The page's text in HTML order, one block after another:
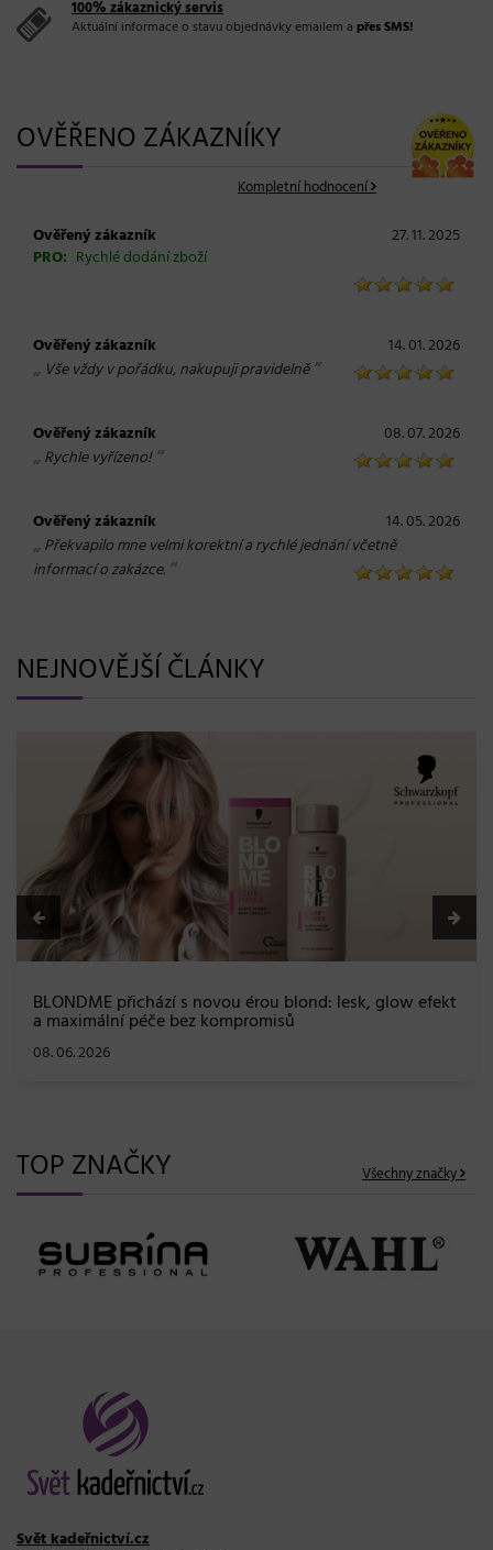
100% zákaznický servis
Aktuální informace o stavu objednávky emailem a přes SMS!
OVĚŘENO ZÁKAZNÍKY
Kompletní hodnocení
Ověřený zákazník
27. 11. 2025
PRO: Rychlé dodání zboží
Ověřený zákazník 14. 01. 2026
„ Vše vždy v pořádku, nakupuji pravidelně“
Ověřený zákazník 08. 07. 2026
„ Rychle vyřízeno!“
Ověřený zákazník 14. 05. 2026
„ Překvapilo mne velmi korektní a rychlé jednání včetně
informací o zakázce. “
NEJNOVĚJŠÍ ČLÁNKY
BLONDME přichází s novou érou blond: lesk, glow efekt
a maximální péče bez kompromisů
08. 06. 2026
TOP ZNAČKY Všechny značky
Svět kadeřnictví.cz